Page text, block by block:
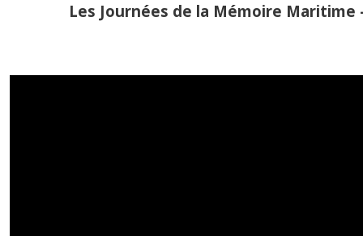
Les Journées de la Mémoire Maritime